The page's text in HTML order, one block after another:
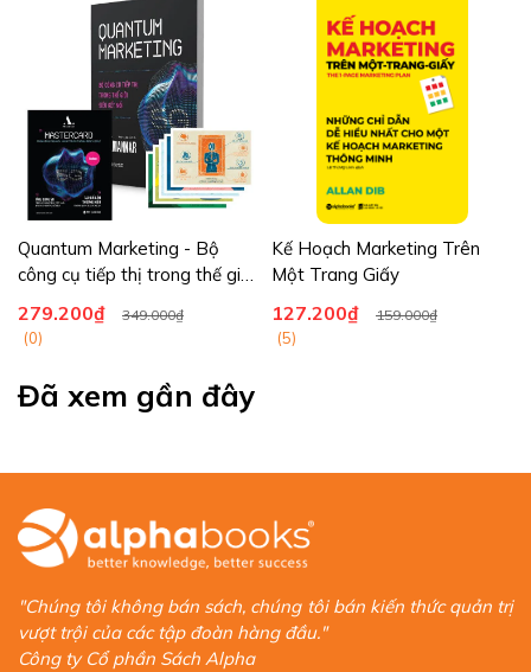
Quantum Marketing - Bộ
công cụ tiếp thị trong thế giới
279.200₫ 349.000₫
(0)
Kế Hoạch Marketing Trên
Một Trang Giấy
127.200₫ 159.000₫
(5)
Đã xem gần đây
"Chúng tôi không bán sách, chúng tôi bán kiến thức quản trị
vượt trội của các tập đoàn hàng đầu."
Công ty Cổ phần Sách Alpha